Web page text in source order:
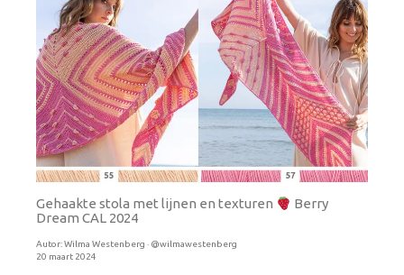
Gehaakte stola met lijnen en texturen
Berry
Dream CAL 2024
Autor:Wilma Westenberg · @wilmawestenberg
20 maart 2024